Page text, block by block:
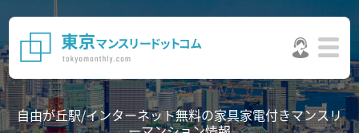
自由が丘駅/インターネット無料の家具家電付きマンスリ